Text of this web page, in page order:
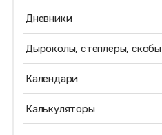
Дневники
Дыроколы, степлеры, скобы
Календари
Калькуляторы